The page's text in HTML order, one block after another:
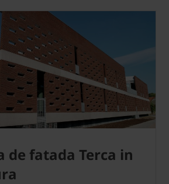
de fatada Terca in